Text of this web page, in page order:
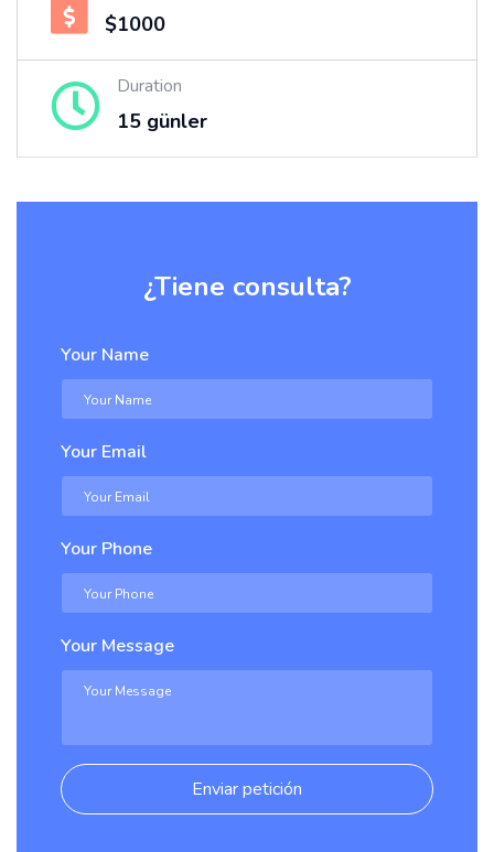
$1000
Duration
15 günler
¿Tiene consulta?
Your Name
Your Email
Your Phone
Your Message
Enviar petición